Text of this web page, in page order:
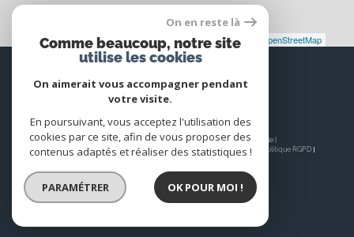
Leaflet|©JawgMaps © OpenStreetMap
Espace
PROPRIÉTAIRE
Se connecter
© 2026 | Tous droits réservés | Traduction powered by Google |
Nos honoraires
Plan du site Mentions légales Admin Nos liens
Politique RGPD
On en reste là
Comme beaucoup, notre site
utilise les cookies
On aimerait vous accompagner pendant
votre visite.
En poursuivant, vous acceptez l'utilisation des
cookies par ce site, afin de vous proposer des
contenus adaptés et réaliser des statistiques !
PARAMÉTRER OK POUR MOI !